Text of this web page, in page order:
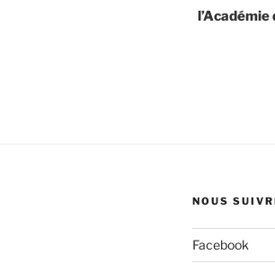
l’article
NOUS
Facebook